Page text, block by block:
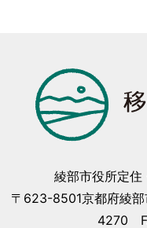
綾部市役所定住
〒623-8501京都府綾
4270